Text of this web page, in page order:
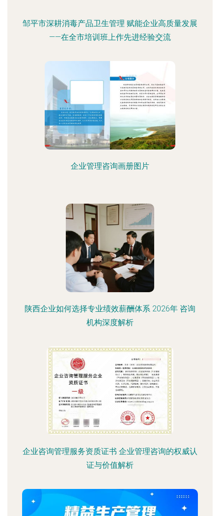
邹平市深耕消毒产品卫生管理 赋能企业高质量发展
——在全市培训班上作先进经验交流
企业管理咨询画册图片
陕西企业如何选择专业绩效薪酬体系 2026年 咨询
机构深度解析
企业咨询管理服务资质证书 企业管理咨询的权威认
证与价值解析